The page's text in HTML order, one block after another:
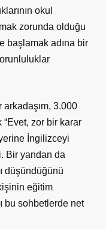
okul
zorunda olduğu
başlamak adına bir
3.000
zor bir karar
İngilizceyi
Bir yandan da
düşündüğünü
eğitim
bu sohbetlerde net